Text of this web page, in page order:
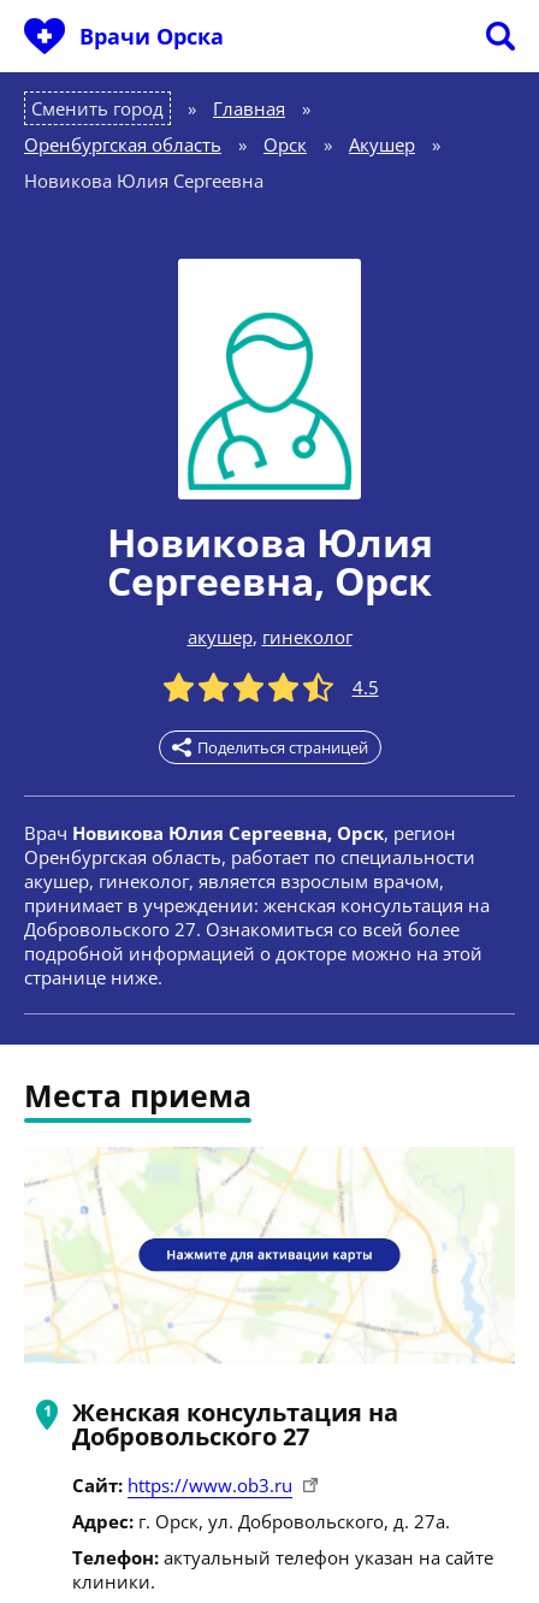
Врачи Орска
Сменить город Главная
»
Оренбургская область
» Орск » Акушер
»
Новикова Юлия Сергеевна
Новикова Юлия
Сергеевна, Орск
акушер, гинеколог
4.5
Поделиться страницей
Врач Новикова Юлия Сергеевна, Орск, регион
Оренбургская область, работает по специальности
акушер, гинеколог, является взрослым врачом,
принимает в учреждении: женская консультация на
Добровольского 27. Ознакомиться со всей более
подробной информацией о докторе можно на этой
странице ниже.
Места приема
Женская консультация на
Добровольского 27
Сайт: https://www.ob3.ru
Адрес: г. Орск, ул. Добровольского, д. 27а.
Телефон: актуальный телефон указан на сайте
клиники.